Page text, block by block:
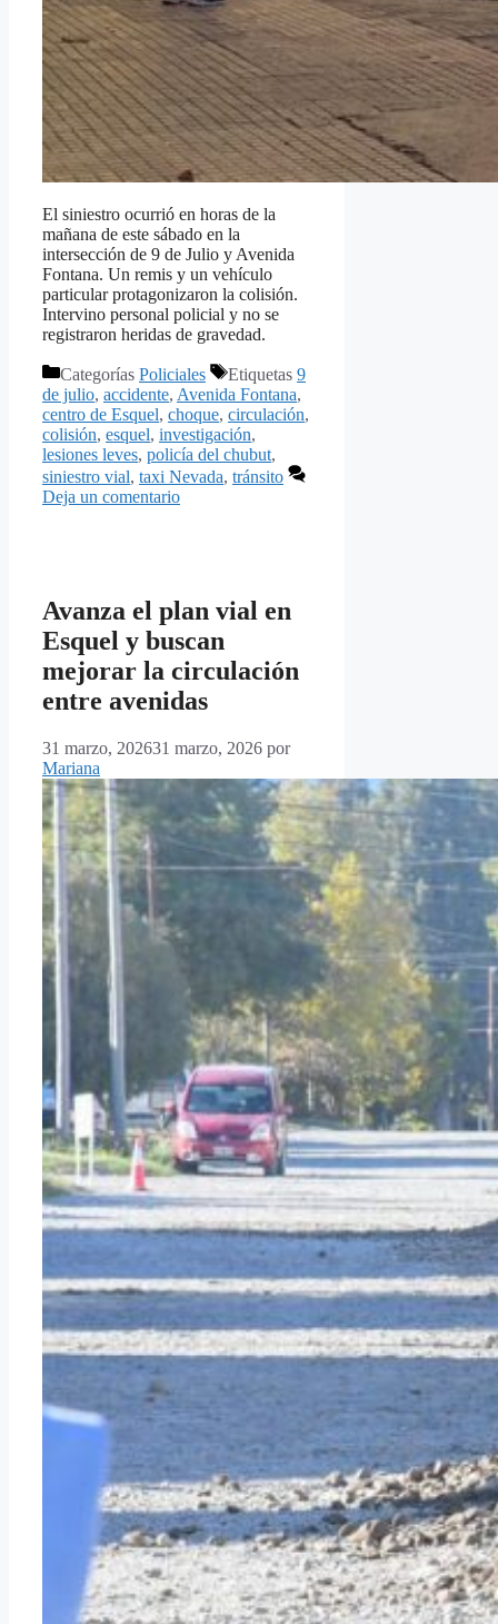
El siniestro ocurrió en horas de la
mañana de este sábado en la
intersección de 9 de Julio y Avenida
Fontana. Un remis y un vehículo
particular protagonizaron la colisión.
Intervino personal policial y no se
registraron heridas de gravedad.
Categorías Policiales Etiquetas 9
de julio, accidente, Avenida Fontana,
centro de Esquel, choque, circulación,
colisión, esquel, investigación,
lesiones leves, policía del chubut,
siniestro vial, taxi Nevada, tránsito
Deja un comentario
Avanza el plan vial en
Esquel y buscan
mejorar la circulación
entre avenidas
31 marzo, 202631 marzo, 2026 por
Mariana